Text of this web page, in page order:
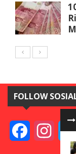
FOLLOW
Facebook